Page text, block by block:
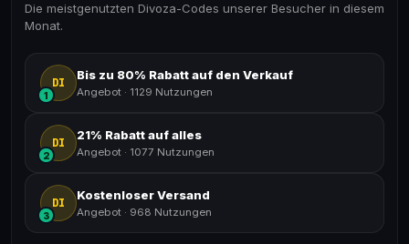
Die meistgenutzten Divoza-Codes unserer Besucher in diesem
Monat.
DI
1
Bis zu 80% Rabatt auf den Verkauf
Angebot · 1129 Nutzungen
DI
2
21% Rabatt auf alles
Angebot · 1077 Nutzungen
DI
3
Kostenloser Versand
Angebot · 968 Nutzungen